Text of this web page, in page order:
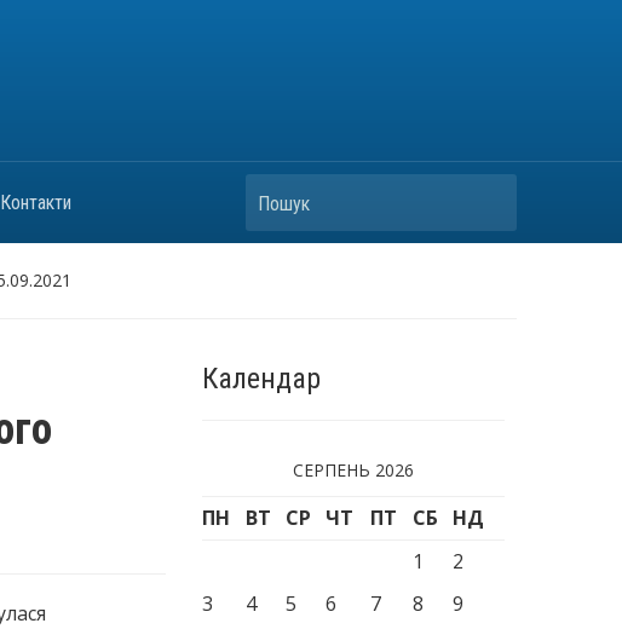
Контакти Пошук
Календар
СЕРПЕНЬ 2026
ПН ВТ СР ЧТ ПТ СБ
НД
1
2
3
4 5 6 7 8
9